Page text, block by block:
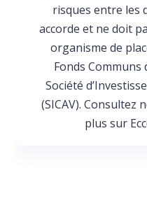
risques entre les
accorde et ne doit
organisme de
Fonds Communs
Société
(SICAV). Consultez
plus sur